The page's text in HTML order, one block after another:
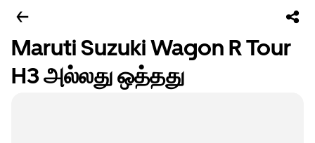
Maruti Suzuki Wagon R Tour
H3 அல்லது ஒத்தது